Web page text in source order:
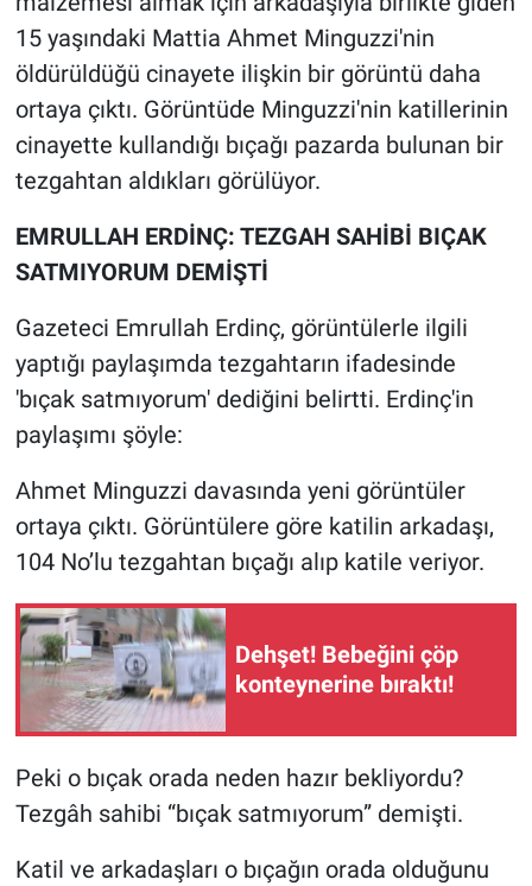
15 yaşındaki Mattia Ahmet Minguzzi'nin
öldürüldüğü cinayete ilişkin bir görüntü daha
ortaya çıktı. Görüntüde Minguzzi'nin katillerinin
cinayette kullandığı bıçağı pazarda bulunan bir
tezgahtan aldıkları görülüyor.
EMRULLAH ERDİNÇ: TEZGAH SAHİBİ BIÇAK
SATMIYORUM DEMİŞTİ
Gazeteci Emrullah Erdinç, görüntülerle ilgili
yaptığı paylaşımda tezgahtarın ifadesinde
'bıçak satmıyorum' dediğini belirtti. Erdinç'in
paylaşımı şöyle:
Ahmet Minguzzi davasında yeni görüntüler
ortaya çıktı. Görüntülere göre katilin arkadaşı,
104 No’lu tezgahtan bıçağı alıp katile veriyor.
Dehşet! Bebeğini çöp
konteynerine bıraktı!
Peki o bıçak orada neden hazır bekliyordu?
Tezgâh sahibi “bıçak satmıyorum” demişti.
Katil ve arkadaşları o bıçağın orada olduğunu
Gündem Özel
Günün görüntüsü
Haber
İlan
Koronavirüs
Kültür Sanat
Ne demişti
Nedir
Popüler
Programlar
Sağlık
Spor